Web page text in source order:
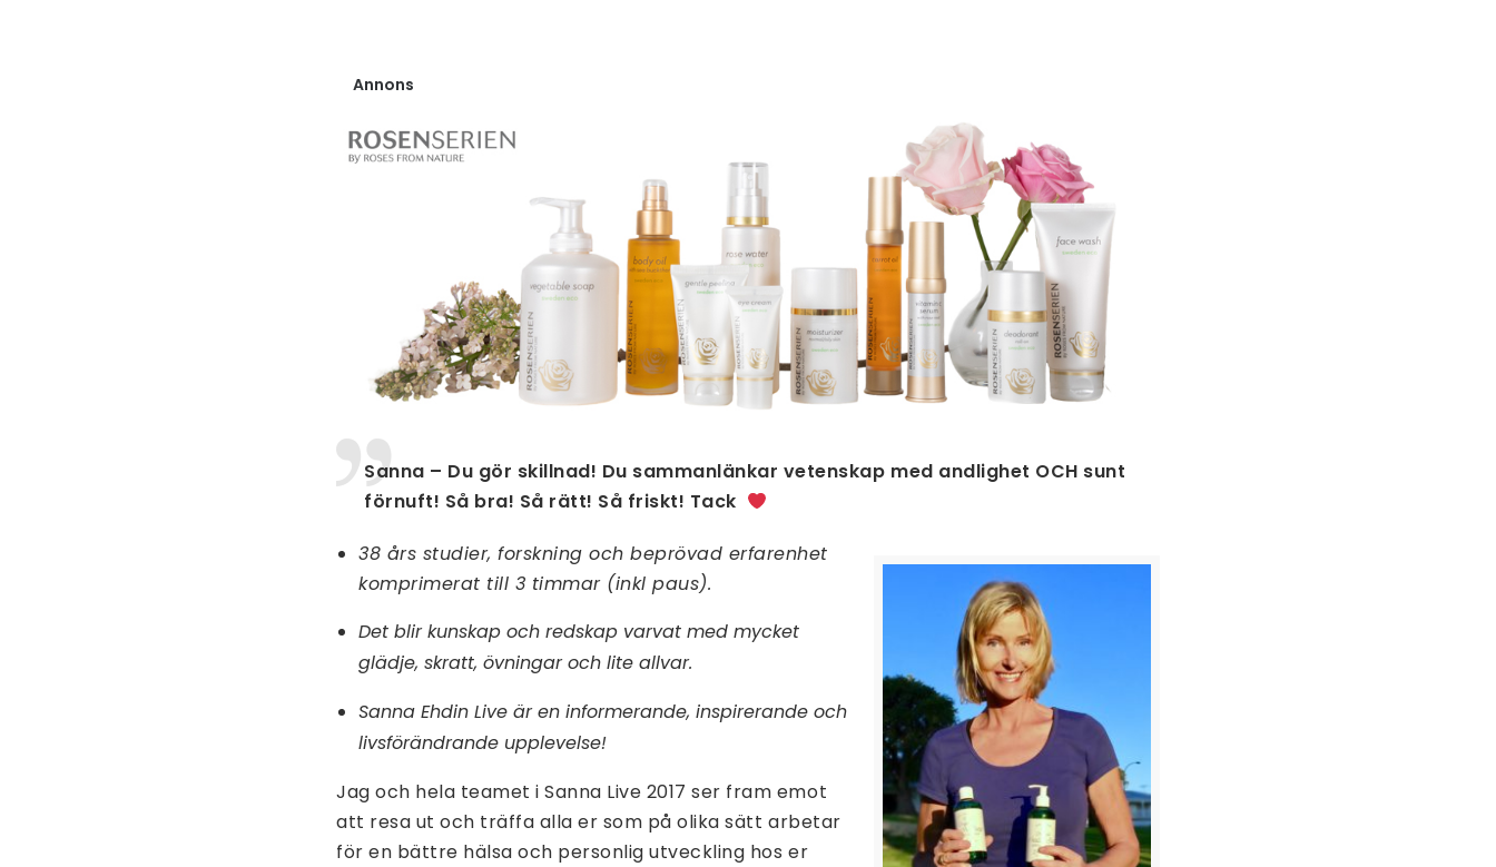
Annons
Sanna – Du gör skillnad! Du sammanlänkar vetenskap med andlighet OCH sunt
förnuft! Så bra! Så rätt! Så friskt! Tack
38 års studier, forskning och beprövad erfarenhet
komprimerat till 3 timmar (inkl paus).
Det blir kunskap och redskap varvat med mycket
glädje, skratt, övningar och lite allvar.
Sanna Ehdin Live är en informerande, inspirerande och
livsförändrande upplevelse!
Jag och hela teamet i Sanna Live 2017 ser fram emot
att resa ut och träffa alla er som på olika sätt arbetar
för en bättre hälsa och personlig utveckling hos er